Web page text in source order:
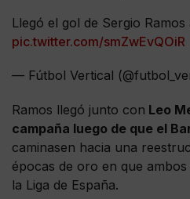
Llegó el gol de Sergio Ramos
pic.twitter.com/smZwEvQOiR
— Fútbol Vertical
Ramos llegó junto con Leo
campaña luego de que el
caminasen hacia una
épocas de oro en que
la Liga de España.